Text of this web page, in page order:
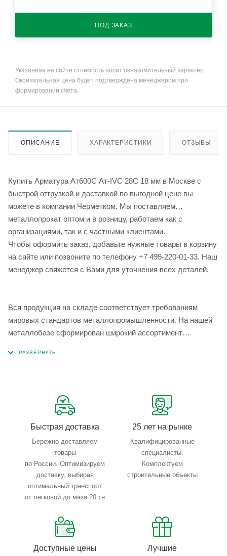
ПОД ЗАКАЗ
Указанная на сайте стоимость носит ознакомительный характер.
Окончательная цена будет подтверждена менеджером при
формировании счёта.
ОПИСАНИЕ ХАРАКТЕРИСТИКИ ОТЗЫВЫ
Купить Арматура Ат600С Ат-IVС 28С 18 мм в Москве с
быстрой отгрузкой и доставкой по выгодной цене вы
можете в компании Черметком. Мы поставляем
металлопрокат оптом и в розницу, работаем как с
организациями, так и с частными клиентами.
Чтобы оформить заказ, добавьте нужные товары в корзину
на сайте или позвоните по телефону +7 499-220-01-33. Наш
менеджер свяжется с Вами для уточнения всех деталей.
Вся продукция на складе соответствует требованиям
мировых стандартов металлопромышленности. На нашей
металлобазе сформирован широкий ассортимент
Быстрая доставка
Бережно доставляем
товары
по России. Оптимизируем
доставку, выбирая
оптимальный транспорт
от легковой до маза 20 тн
25 лет на рынке
Квалифицированные
специалисты.
Комплектуем
строительные объекты
Доступные цены Лучшие